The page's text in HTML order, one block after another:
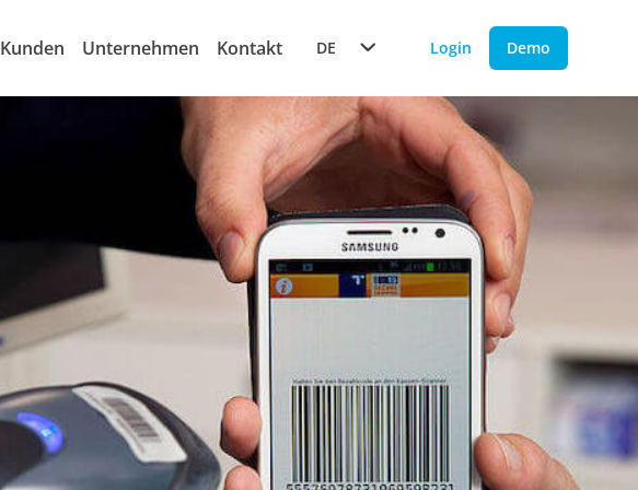
Kunden Unternehmen Kontakt DE Login Demo